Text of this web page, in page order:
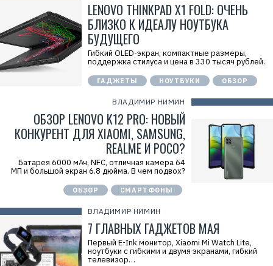
LENOVO THINKPAD X1 FOLD: ОЧЕНЬ
БЛИЗКО К ИДЕАЛУ НОУТБУКА
БУДУЩЕГО
Гибкий OLED-экран, компактные размеры,
поддержка стилуса и цена в 330 тысяч рублей.
ГАДЖЕТЫ НОУТБУКИ ОБЗОР
ВЛАДИМИР НИМИН
ОБЗОР LENOVO K12 PRO: НОВЫЙ
КОНКУРЕНТ ДЛЯ XIAOMI, SAMSUNG,
REALME И POCO?
Батарея 6000 мАч, NFC, отличная камера 64
МП и большой экран 6.8 дюйма. В чем подвох?
ОБЗОР СМАРТФОНЫ
ВЛАДИМИР НИМИН
7 ГЛАВНЫХ ГАДЖЕТОВ МАЯ
Первый E-Ink монитор, Xiaomi Mi Watch Lite,
ноутбуки с гибкими и двумя экранами, гибкий
телевизор…